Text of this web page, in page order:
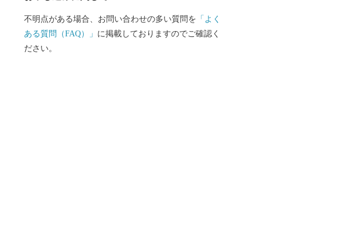
ツツジ 長岡天満宮 学問の神様・菅原道真公を祀る長
岡天満宮は、キリシマツツジの名所として知られてい
不明点がある場合、お問い合わせの多い質問を 「よく
ある質問（FAQ）」 に掲載しておりますのでご確認く
ださい。